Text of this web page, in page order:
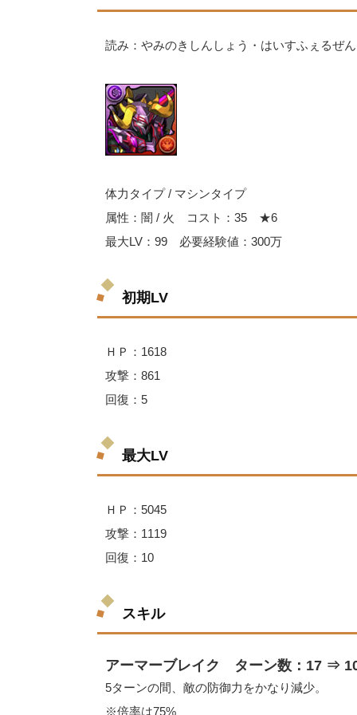
読み：やみのきしんしょう・はいすふぇるぜん
体力タイプ / マシンタイプ
属性：闇 / 火 コスト：35 ★6
最大LV：99 必要経験値：300万
初期LV
ＨＰ：1618
攻撃：861
回復：5
最大LV
ＨＰ：5045
攻撃：1119
回復：10
スキル
アーマーブレイク ターン数：17 ⇒
5ターンの間、敵の防御力をかなり減少。
※倍率は75%